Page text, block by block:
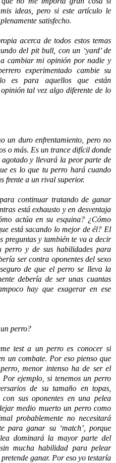
ideas, pero si este artículo le
satisfecho.
acerca de todos estos temas
del pit bull, con un ‘yard’ de
cambiar mi opinión por nadie y
experimentado cambie su
es para aquellos que están
tal vez algo diferente de lo
un duro enfrentamiento, pero no
o más. Es un trance difícil donde
y llevará la peor parte de
es lo que tu perro hará cuando
frente a un rival superior.
continuar tratando de ganar
está exhausto y en desventaja
actúa en su esquina? ¿Cómo
está sacando lo mejor de él? El
preguntas y también te va a decir
perro y de sus habilidades para
ser contra oponentes del sexo
de que el perro se lleva la
debería de ser unas cuantas
hay que exagerar en ese
perro?
test a un perro es conocer si
un combate. Por eso pienso que
menor intenso ha de ser el
Por ejemplo, si tenemos un perro
de su tamaño en topas,
sus oponentes en una pelea
medio muerto un perro como
probablemente no necesitará
para ganar su ‘match’, porque
dominará la mayor parte del
mucha habilidad para pelear
ganar. Por eso yo testaría